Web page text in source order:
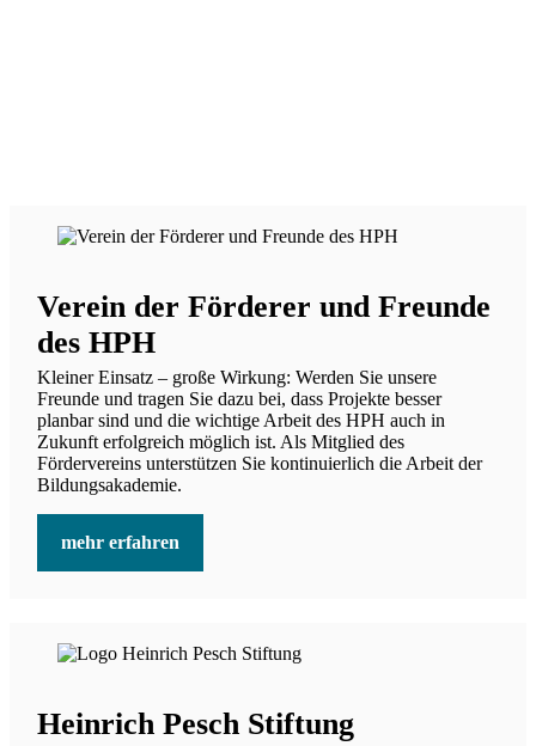
Verein der Förderer und Freunde
des HPH
Kleiner Einsatz – große Wirkung: Werden Sie unsere
Freunde und tragen Sie dazu bei, dass Projekte besser
planbar sind und die wichtige Arbeit des HPH auch in
Zukunft erfolgreich möglich ist. Als Mitglied des
Fördervereins unterstützen Sie kontinuierlich die Arbeit der
Bildungsakademie.
mehr erfahren
Heinrich Pesch Stiftung